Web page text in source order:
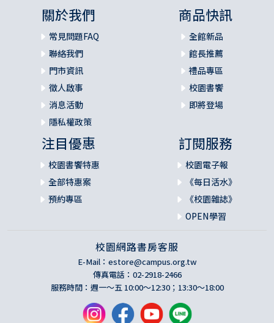
關於我們
常見問題FAQ
聯絡我們
門市資訊
徵人啟事
消息活動
隱私權政策
商品快訊
全館新品
館長推薦
禮品專區
校園書饗
即將登場
注目優惠
校園書饗特惠
全部特惠案
預約專區
訂閱服務
校園電子報
《每日活水》
《校園雜誌》
OPEN學習
校園網路書房客服
E-Mail： estore@campus.org.tw
傳真電話：02-2918-2466
服務時間：週一～五 10:00～12:30；13:30～18:00